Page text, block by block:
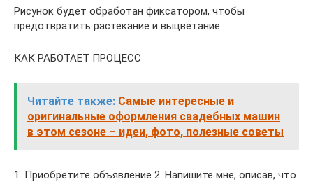
Рисунок будет обработан фиксатором, чтобы
предотвратить растекание и выцветание.
КАК РАБОТАЕТ ПРОЦЕСС
Читайте также: Самые интересные и
оригинальные оформления свадебных машин
в этом сезоне – идеи, фото, полезные советы
1. Приобретите объявление 2. Напишите мне, описав, что